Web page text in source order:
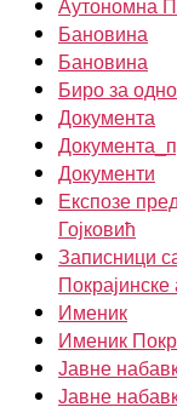
Бановина
Бановина
Биро за
Документа
Документи
Експозе
Гојковић
Записници
Покрајинске
Именик
Именик
Јавне
Јавне